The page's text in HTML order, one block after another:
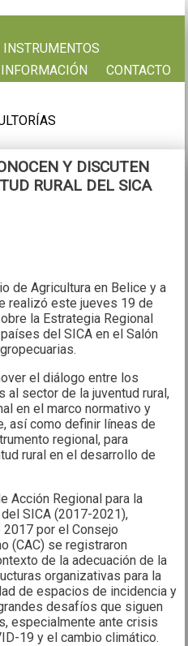
CONTACTO
Y DISCUTEN
RURAL DEL SICA
de Agricultura en Belice y a
realizó este jueves 19 de
la Estrategia Regional
del SICA en el Salón
el diálogo entre los
al sector de la juventud rural,
en el marco normativo y
así como definir líneas de
regional, para
rural en el desarrollo de
Acción Regional para la
SICA (2017-2021),
por el Consejo
(CAC) se registraron
de la adecuación de la
organizativas para la
de espacios de incidencia y
desafíos que siguen
especialmente ante crisis
19 y el cambio climático.